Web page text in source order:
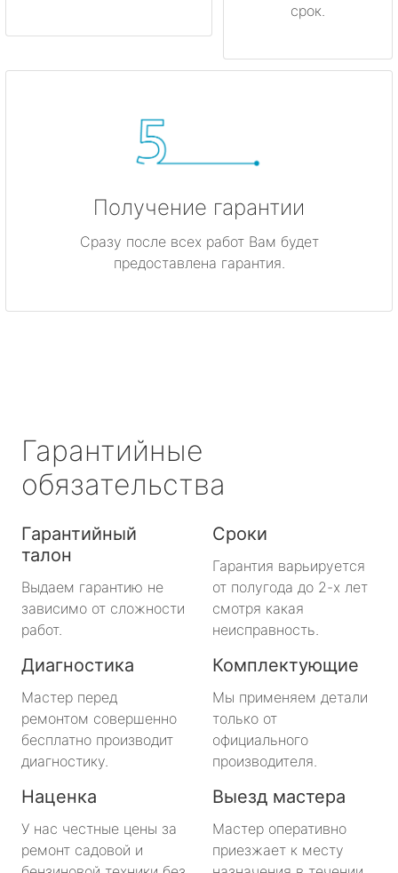
срок.
Получение гарантии
Сразу после всех работ Вам будет
предоставлена гарантия.
Гарантийные
обязательства
Гарантийный
талон
Выдаем гарантию не
зависимо от сложности
работ.
Сроки
Гарантия варьируется
от полугода до 2-х лет
смотря какая
неисправность.
Диагностика
Мастер перед
ремонтом совершенно
бесплатно производит
диагностику.
Комплектующие
Мы применяем детали
только от
официального
производителя.
Наценка
У нас честные цены за
ремонт садовой и
Выезд мастера
Мастер оперативно
приезжает к месту